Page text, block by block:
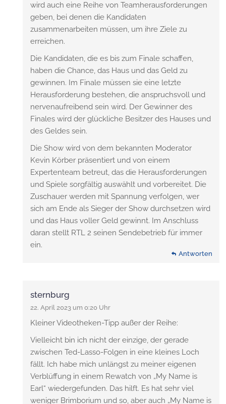
wird auch eine Reihe von Teamherausforderungen
geben, bei denen die Kandidaten
zusammenarbeiten müssen, um ihre Ziele zu
erreichen.
Die Kandidaten, die es bis zum Finale schaffen,
haben die Chance, das Haus und das Geld zu
gewinnen. Im Finale müssen sie eine letzte
Herausforderung bestehen, die anspruchsvoll und
nervenaufreibend sein wird. Der Gewinner des
Finales wird der glückliche Besitzer des Hauses und
des Geldes sein.
Die Show wird von dem bekannten Moderator
Kevin Körber präsentiert und von einem
Expertenteam betreut, das die Herausforderungen
und Spiele sorgfältig auswählt und vorbereitet. Die
Zuschauer werden mit Spannung verfolgen, wer
sich am Ende als Sieger der Show durchsetzen wird
und das Haus voller Geld gewinnt. Im Anschluss
daran stellt RTL 2 seinen Sendebetrieb für immer
ein.
Antworten
sternburg
22. April 2023 um 0:20 Uhr
Kleiner Videotheken-Tipp außer der Reihe:
Vielleicht bin ich nicht der einzige, der gerade
zwischen Ted-Lasso-Folgen in eine kleines Loch
fällt. Ich habe mich unlängst zu meiner eigenen
Verblüffung in einem Rewatch von „My Name is
Earl“ wiedergefunden. Das hilft. Es hat sehr viel
weniger Brimborium und so, aber auch „My Name is